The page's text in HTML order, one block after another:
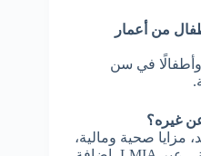
من أعمار
في سن
غيره؟
مزايا صحية ومالية،